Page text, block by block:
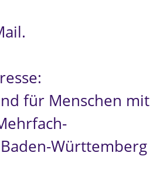
für Menschen mit
Württemberg